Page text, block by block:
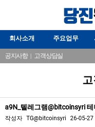
회사소개 주요업무
공지사항| 고객상담실
a9N_텔레그램@bitcoinsyri
작성자 TG@bitcoinsyri 26-05-27